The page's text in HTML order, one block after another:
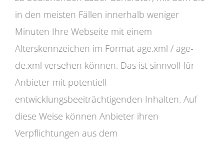
in den meisten Fällen innerhalb weniger
Minuten Ihre Webseite mit einem
Alterskennzeichen im Format age.xml / age-
de.xml versehen können. Das ist sinnvoll für
Anbieter mit potentiell
entwicklungsbeeiträchtigenden Inhalten. Auf
diese Weise können Anbieter ihren
Verpflichtungen aus dem